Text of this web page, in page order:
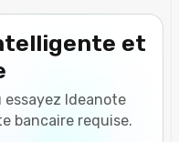
et
Ideanote
bancaire requise.